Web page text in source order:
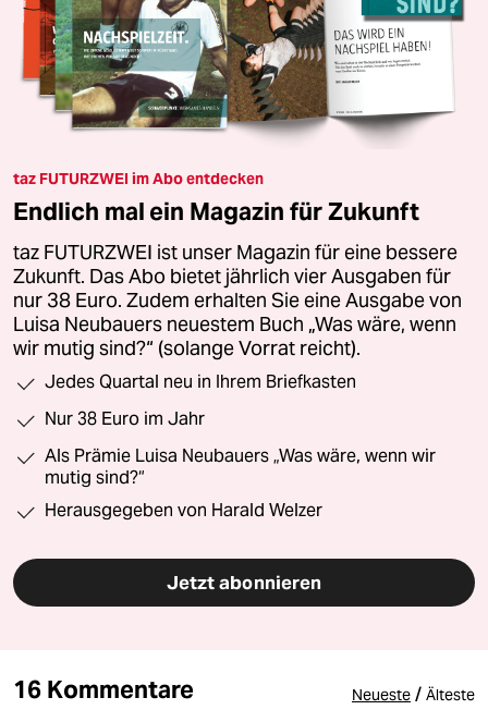
taz FUTURZWEI im Abo entdecken
Endlich mal ein Magazin für Zukunft
taz FUTURZWEI ist unser Magazin für eine bessere
Zukunft. Das Abo bietet jährlich vier Ausgaben für
nur 38 Euro. Zudem erhalten Sie eine Ausgabe von
Luisa Neubauers neuestem Buch „Was wäre, wenn
wir mutig sind?“ (solange Vorrat reicht).
Jedes Quartal neu in Ihrem Briefkasten
Nur 38 Euro im Jahr
Als Prämie Luisa Neubauers „Was wäre, wenn wir
mutig sind?“
Herausgegeben von Harald Welzer
Jetzt abonnieren
16 Kommentare Neueste / Älteste